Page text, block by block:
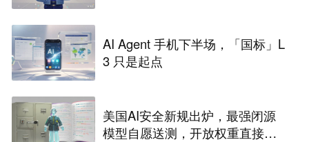
AI Agent 手机下半场，「国标」L
3 只是起点
美国AI安全新规出炉，最强闭源
模型自愿送测，开放权重直接放